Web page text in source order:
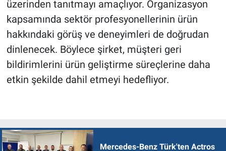
üzerinden tanıtmayı amaçlıyor. Organizasyon
kapsamında sektör profesyonellerinin ürün
hakkındaki görüş ve deneyimleri de doğrudan
dinlenecek. Böylece şirket, müşteri geri
bildirimlerini ürün geliştirme süreçlerine daha
etkin şekilde dahil etmeyi hedefliyor.
Mercedes-Benz Türk'ten Actros